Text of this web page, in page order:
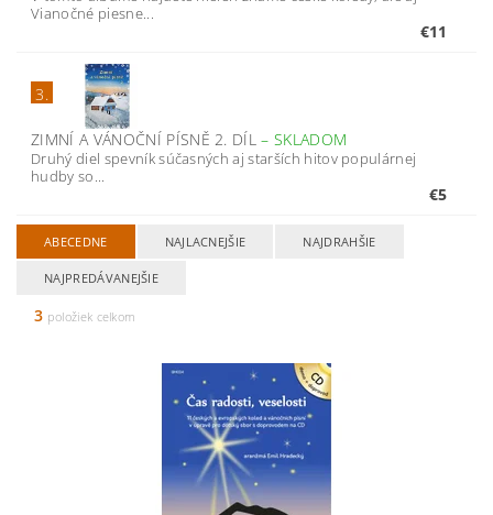
Vianočné piesne...
€11
3.
ZIMNÍ A VÁNOČNÍ PÍSNĚ 2. DÍL–SKLADOM
Druhý diel spevník súčasných aj starších hitov populárnej
hudby so...
€5
ABECEDNE NAJLACNEJŠIE NAJDRAHŠIE
NAJPREDÁVANEJŠIE
3 položiek celkom